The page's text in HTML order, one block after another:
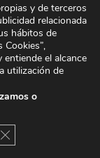
y de terceros
relacionada
hábitos de
Cookies”,
el alcance
utilización de
o
Cerrar el banner de